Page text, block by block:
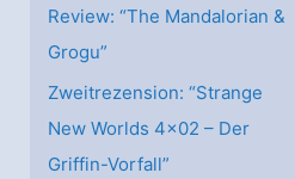
Review: “The Mandalorian &
Grogu”
Zweitrezension: “Strange
New Worlds 4×02 – Der
Griffin-Vorfall”